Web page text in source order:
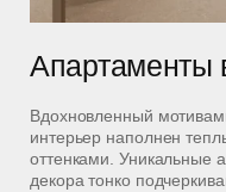
Апартаменты
Вдохновленный
интерьер наполнен
оттенками. Уникальные
декора тонко